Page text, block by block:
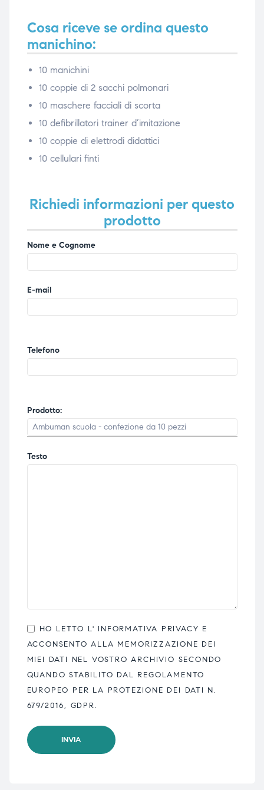
Cosa riceve se ordina questo
manichino:
10 manichini
10 coppie di 2 sacchi polmonari
10 maschere facciali di scorta
10 defibrillatori trainer d’imitazione
10 coppie di elettrodi didattici
10 cellulari finti
Richiedi informazioni per questo
prodotto
Nome e Cognome
E-mail
Telefono
Prodotto:
Testo
HO LETTO L' INFORMATIVA PRIVACY E
ACCONSENTO ALLA MEMORIZZAZIONE DEI
MIEI DATI NEL VOSTRO ARCHIVIO SECONDO
QUANDO STABILITO DAL REGOLAMENTO
EUROPEO PER LA PROTEZIONE DEI DATI N.
679/2016, GDPR.